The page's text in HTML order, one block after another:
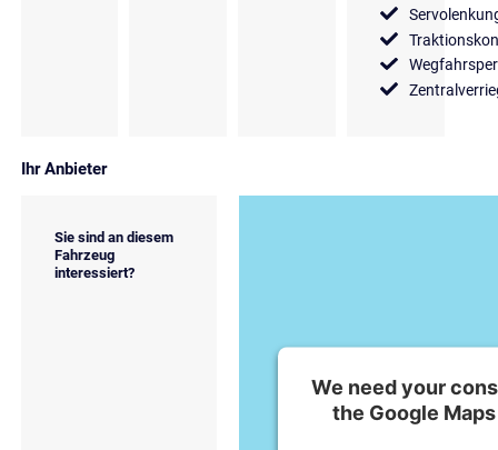
Ihr Anbieter
Sie sind an diesem
Fahrzeug
interessiert?
We need your
the Google